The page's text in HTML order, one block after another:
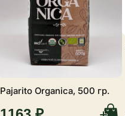
Pajarito Organica, 500 гр.